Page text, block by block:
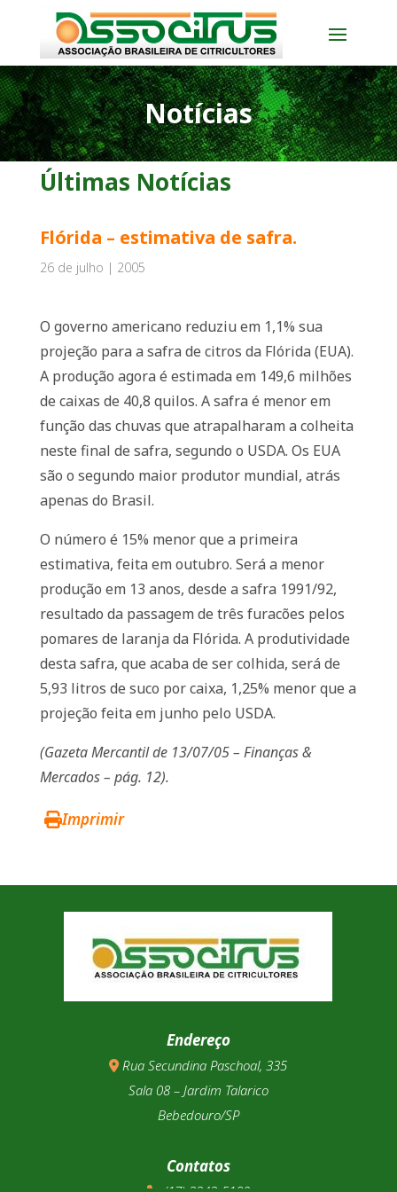
Notícias
Últimas Notícias
Flórida – estimativa de safra.
26 de julho | 2005
O governo americano reduziu em 1,1% sua
projeção para a safra de citros da Flórida (EUA).
A produção agora é estimada em 149,6 milhões
de caixas de 40,8 quilos. A safra é menor em
função das chuvas que atrapalharam a colheita
neste final de safra, segundo o USDA. Os EUA
são o segundo maior produtor mundial, atrás
apenas do Brasil.
O número é 15% menor que a primeira
estimativa, feita em outubro. Será a menor
produção em 13 anos, desde a safra 1991/92,
resultado da passagem de três furacões pelos
pomares de laranja da Flórida. A produtividade
desta safra, que acaba de ser colhida, será de
5,93 litros de suco por caixa, 1,25% menor que a
projeção feita em junho pelo USDA.
(Gazeta Mercantil de 13/07/05 – Finanças &
Mercados – pág. 12).
Imprimir
Endereço
Rua Secundina Paschoal, 335
Sala 08 – Jardim Talarico
Bebedouro/SP
Contatos